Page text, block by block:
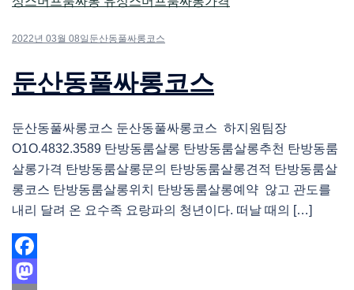
2022년 03월 08일 둔산동풀싸롱코스
둔산동풀싸롱코스
둔산동풀싸롱코스 둔산동풀싸롱코스 하지원팀장
O1O.4832.3589 탄방동룸살롱 탄방동룸살롱추천 탄방동룸
살롱가격 탄방동룸살롱문의 탄방동룸살롱견적 탄방동룸살
롱코스 탄방동룸살롱위치 탄방동룸살롱예약 않고 관도를
내리 달려 온 요수족 요랑파의 청년이다. 떠날 때의 […]
Facebook